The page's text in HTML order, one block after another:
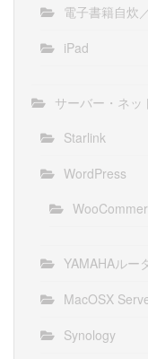
電子書籍自炊
iPad
サーバー・ネッ
Starlink
WordPress
YAMAHAルー
MacOSX
Synology